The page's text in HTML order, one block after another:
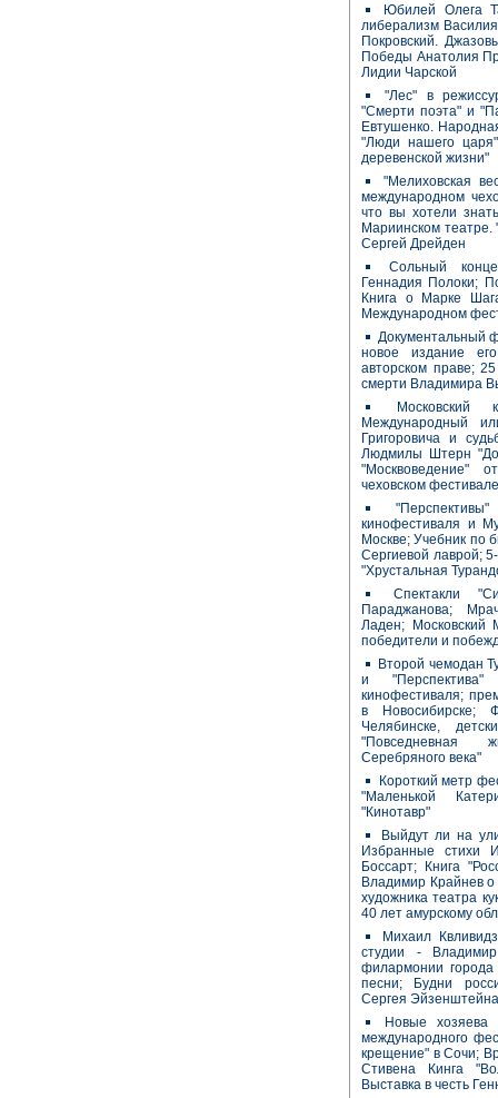
Юбилей Олега
либерализм
Покровский.
Победы Анатолия
Лидии Чарской
"Лес" в
"Смерти поэта" и
Евтушенко.
"Люди нашего
деревенской жизни"
"Мелиховская
международном
что вы хотели
Мариинском театре.
Сергей Дрейден
Сольный
Геннадия Полоки;
Книга о Марке
Международном
Документальный
новое издание
авторском праве;
смерти Владимира
Московский
Международный
Григоровича и
Людмилы Штерн
"Москвоведение"
чеховском фестивале
кинофестиваля и
Москве; Учебник по
Сергиевой лаврой;
"Хрустальная
Спектакли
Параджанова;
Ладен; Московский
победители и
Второй чемодан
и "Перспектива"
кинофестиваля;
в Новосибирске;
Челябинске,
"Повседневная
Серебряного века"
Короткий метр
"Маленькой
"Кинотавр"
Выйдут ли на
Избранные стихи
Боссарт; Книга
Владимир Крайнев о
художника театра
40 лет амурскому
Михаил
студии -
филармонии
песни; Будни
Сергея
Новые хозяева
международного
крещение" в Сочи;
Стивена Кинга
Выставка в честь